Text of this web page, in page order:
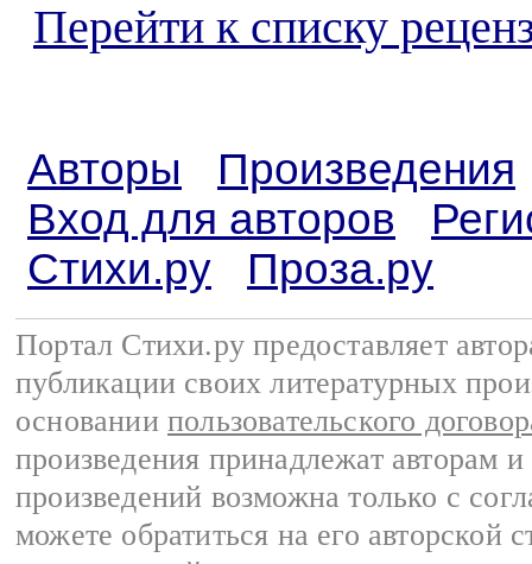
Перейти к списку
Авторы
Произведения
Вход для авторов
Стихи.ру
Проза.ру
Портал Стихи.ру предоставляет
публикации своих литературных
основании пользовательского
произведения принадлежат авторам
произведений возможна только с
можете обратиться на его авторской